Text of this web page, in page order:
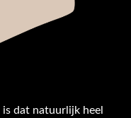
dat natuurlijk heel